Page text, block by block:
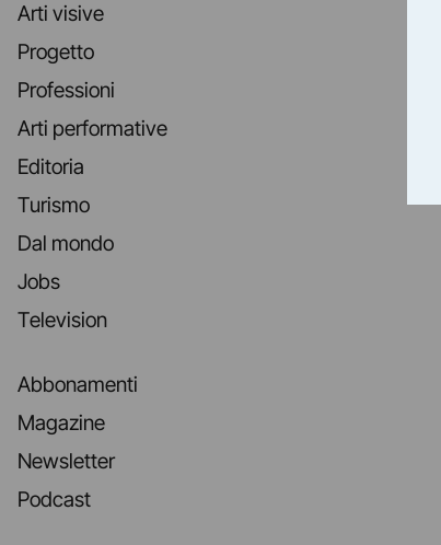
Arti visive
Progetto
Professioni
Arti performative
Editoria
Turismo
Dal mondo
Jobs
Television
Abbonamenti
Magazine
Newsletter
Podcast